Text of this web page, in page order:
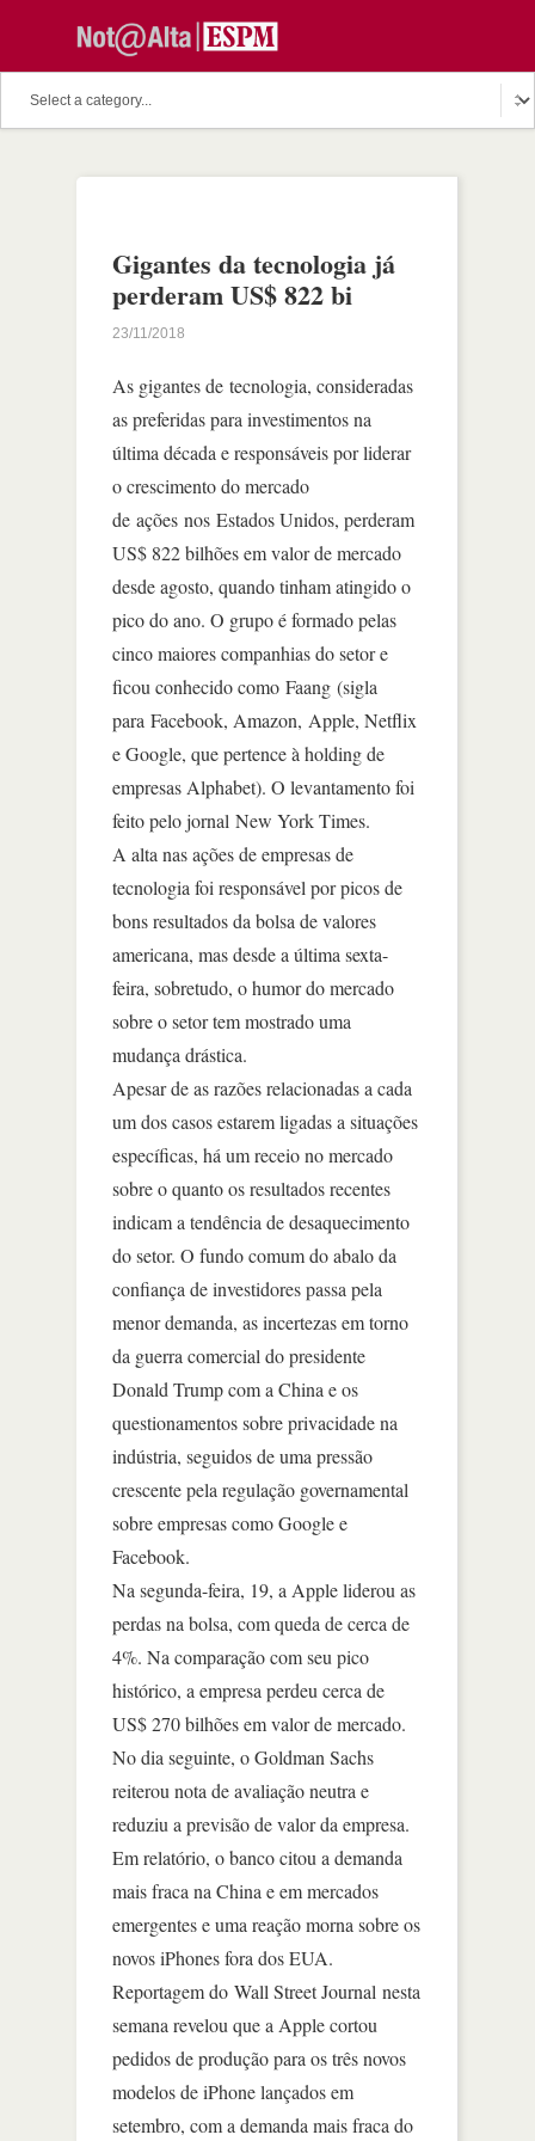
Gigantes da tecnologia já
perderam US$ 822 bi
23/11/2018
As gigantes de tecnologia, consideradas
as preferidas para investimentos na
última década e responsáveis por liderar
o crescimento do mercado
de ações nos Estados Unidos, perderam
US$ 822 bilhões em valor de mercado
desde agosto, quando tinham atingido o
pico do ano. O grupo é formado pelas
cinco maiores companhias do setor e
ficou conhecido como Faang (sigla
para Facebook, Amazon, Apple, Netflix
e Google, que pertence à holding de
empresas Alphabet). O levantamento foi
feito pelo jornal New York Times.
A alta nas ações de empresas de
tecnologia foi responsável por picos de
bons resultados da bolsa de valores
americana, mas desde a última sexta-
feira, sobretudo, o humor do mercado
sobre o setor tem mostrado uma
mudança drástica.
Apesar de as razões relacionadas a cada
um dos casos estarem ligadas a situações
específicas, há um receio no mercado
sobre o quanto os resultados recentes
indicam a tendência de desaquecimento
do setor. O fundo comum do abalo da
confiança de investidores passa pela
menor demanda, as incertezas em torno
da guerra comercial do presidente
Donald Trump com a China e os
questionamentos sobre privacidade na
indústria, seguidos de uma pressão
crescente pela regulação governamental
sobre empresas como Google e
Facebook.
Na segunda-feira, 19, a Apple liderou as
perdas na bolsa, com queda de cerca de
4%. Na comparação com seu pico
histórico, a empresa perdeu cerca de
US$ 270 bilhões em valor de mercado.
No dia seguinte, o Goldman Sachs
reiterou nota de avaliação neutra e
reduziu a previsão de valor da empresa.
Em relatório, o banco citou a demanda
mais fraca na China e em mercados
emergentes e uma reação morna sobre os
novos iPhones fora dos EUA.
Reportagem do Wall Street Journal nesta
semana revelou que a Apple cortou
pedidos de produção para os três novos
modelos de iPhone lançados em
setembro, com a demanda mais fraca do